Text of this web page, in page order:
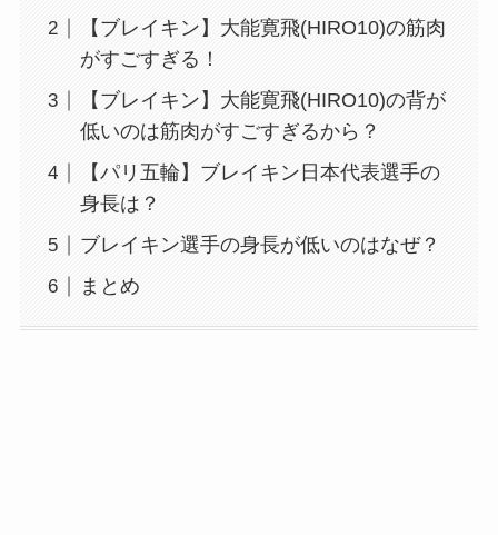
【ブレイキン】大能寛飛(HIRO10)の筋肉
がすごすぎる！
【ブレイキン】大能寛飛(HIRO10)の背が
低いのは筋肉がすごすぎるから？
【パリ五輪】ブレイキン日本代表選手の
身長は？
ブレイキン選手の身長が低いのはなぜ？
まとめ